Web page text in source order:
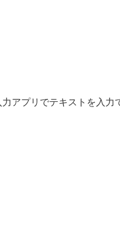
力アプリでテキストを入力